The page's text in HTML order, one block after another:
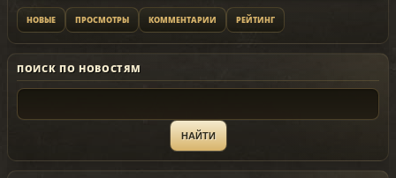
НОВЫЕ ПРОСМОТРЫ КОММЕНТАРИИ РЕЙТИНГ
ПОИСК ПО НОВОСТЯМ